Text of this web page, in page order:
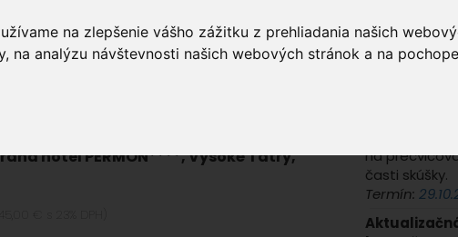
na zlepšenie vášho zážitku z prehliadania našich
na analýzu návštevnosti našich webových stránok a na
3EC
hotel PERMON****, Vysoké Tatry,
Kurzy a
Kurz pre
na
časti skúšky.
Termín: